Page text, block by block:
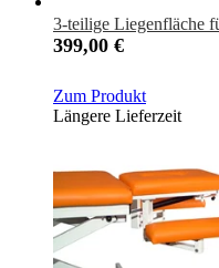
3-teilige Liegenfläche
399,00 €
Zum Produkt
Längere Lieferzeit